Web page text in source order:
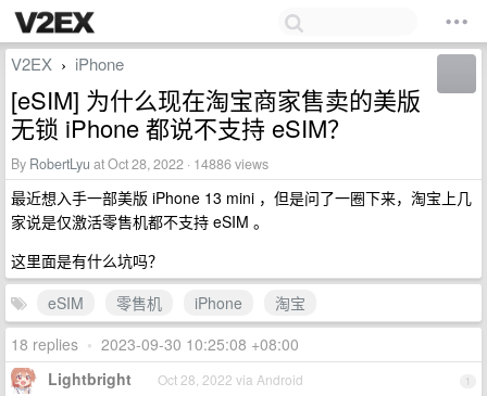
V2EX › iPhone
[eSIM] 为什么现在淘宝商家售卖的美版
无锁 iPhone 都说不支持 eSIM？
By RobertLyu at Oct 28, 2022 · 14886 views
最近想入手一部美版 iPhone 13 mini ，但是问了一圈下来，淘宝上几
家说是仅激活零售机都不支持 eSIM 。
这里面是有什么坑吗？
eSIM
零售机 iPhone
淘宝
18 replies • 2023-09-30 10:25:08 +08:00
1
Lightbright Oct 28, 2022 via Android